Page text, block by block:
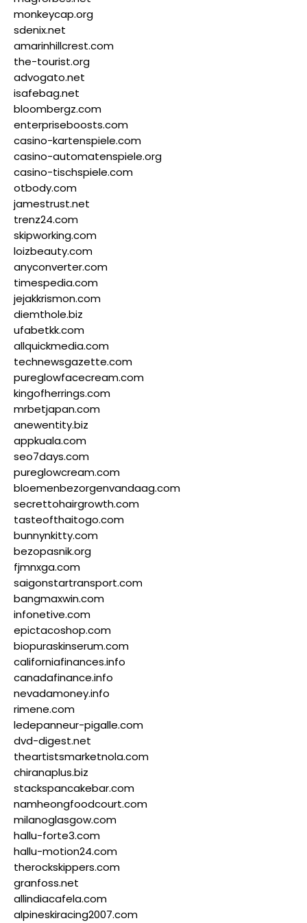
monkeycap.org
sdenix.net
amarinhillcrest.com
the-tourist.org
advogato.net
isafebag.net
bloombergz.com
enterpriseboosts.com
casino-kartenspiele.com
casino-automatenspiele.org
casino-tischspiele.com
otbody.com
jamestrust.net
trenz24.com
skipworking.com
loizbeauty.com
anyconverter.com
timespedia.com
jejakkrismon.com
diemthole.biz
ufabetkk.com
allquickmedia.com
technewsgazette.com
pureglowfacecream.com
kingofherrings.com
mrbetjapan.com
anewentity.biz
appkuala.com
seo7days.com
pureglowcream.com
bloemenbezorgenvandaag.com
secrettohairgrowth.com
tasteofthaitogo.com
bunnynkitty.com
bezopasnik.org
fjmnxga.com
saigonstartransport.com
bangmaxwin.com
infonetive.com
epictacoshop.com
biopuraskinserum.com
californiafinances.info
canadafinance.info
nevadamoney.info
rimene.com
ledepanneur-pigalle.com
dvd-digest.net
theartistsmarketnola.com
chiranaplus.biz
stackspancakebar.com
namheongfoodcourt.com
milanoglasgow.com
hallu-forte3.com
hallu-motion24.com
therockskippers.com
granfoss.net
allindiacafela.com
alpineskiracing2007.com